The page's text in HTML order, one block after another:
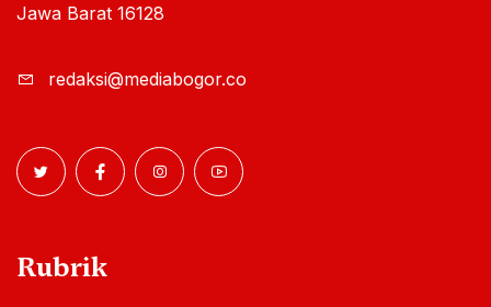
Jawa Barat 16128
redaksi@mediabogor.co
Rubrik